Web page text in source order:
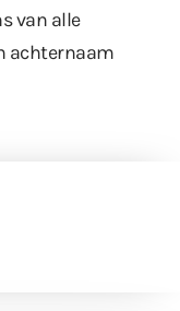
van alle
achternaam